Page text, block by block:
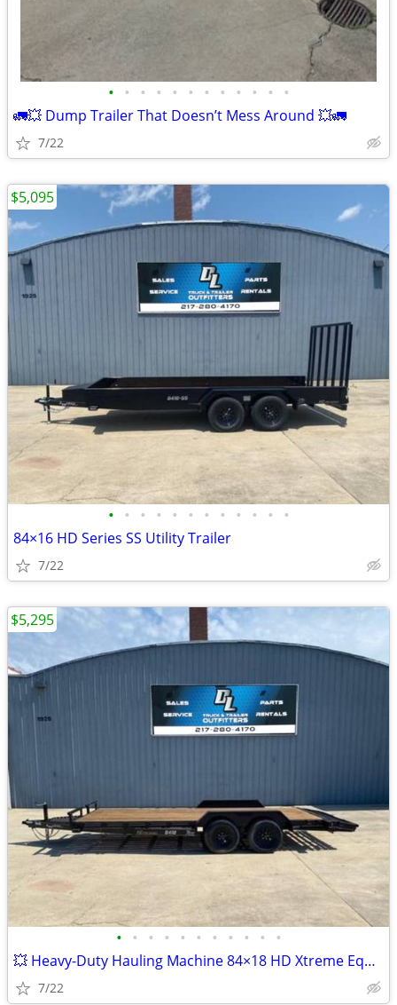
• • • • • • • • • • • •
🚛💥 Dump Trailer That Doesn’t Mess Around 💥🚛
7/22
• • • • • • • • • • • •
84×16 HD Series SS Utility Trailer
7/22
$5,095
• • • • • • • • • • •
💥 Heavy-Duty Hauling Machine 84×18 HD Xtreme Equipment Trailer
7/22
$5,295